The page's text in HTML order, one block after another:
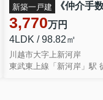
新築一戸建
3,770万円
4LDK / 98.82㎡
川越市大字上新河岸
東武東上線「新河岸」駅